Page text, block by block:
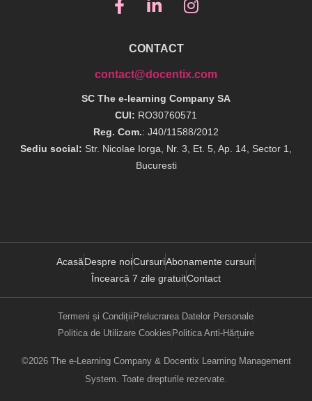
CONTACT
contact@docentix.com
SC The e-learning Company SA
CUI: RO30760571
Reg. Com.: J40/11588/2012
Sediu social: Str. Nicolae Iorga, Nr. 3, Et. 5, Ap. 14, Sector 1,
Bucuresti
AcasăDespre noiCursuriAbonamente cursuri
Încearcă 7 zile gratuitContact
Termeni și Condiții Prelucrarea Datelor Personale
Politica de Utilizare Cookies Politica Anti-Hărțuire
©2026 The e-Learning Company & Docentix Learning Management
System. Toate drepturile rezervate.